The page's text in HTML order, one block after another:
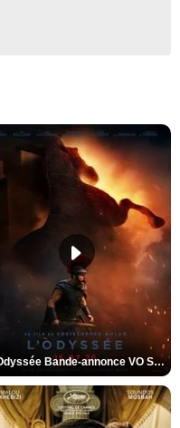
L'Odyssée Bande-annonce VO STFR